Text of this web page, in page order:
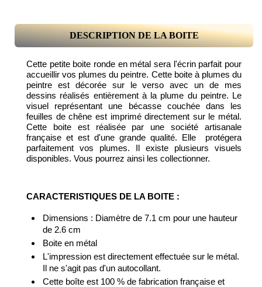
DESCRIPTION DE LA BOITE
Cette petite boite ronde en métal sera l'écrin parfait pour
accueillir vos plumes du peintre. Cette boite à plumes du
peintre est décorée sur le verso avec un de mes
dessins réalisés entièrement à la plume du peintre. Le
visuel représentant une bécasse couchée dans les
feuilles de chêne est imprimé directement sur le métal.
Cette boite est réalisée par une société artisanale
française et est d'une grande qualité. Elle protégera
parfaitement vos plumes. Il existe plusieurs visuels
disponibles. Vous pourrez ainsi les collectionner.
CARACTERISTIQUES DE LA BOITE :
Dimensions : Diamètre de 7.1 cm pour une hauteur
de 2.6 cm
Boite en métal
L'impression est directement effectuée sur le métal.
Il ne s'agit pas d'un autocollant.
Cette boîte est 100 % de fabrication française et